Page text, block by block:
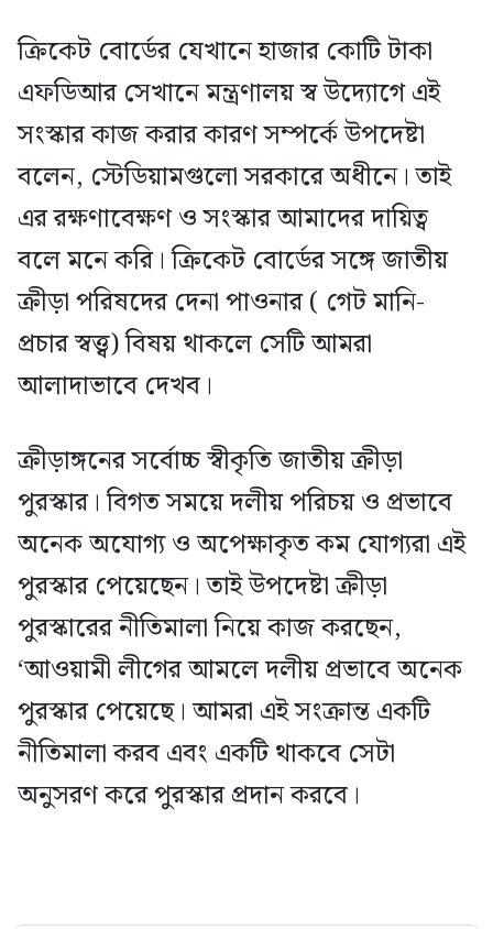
ক্রিকেট বোর্ডের যেখানে হাজার কোটি টাকা
এফডিআর সেখানে মন্ত্রণালয় স্ব উদ্যোগে এই
সংস্কার কাজ করার কারণ সম্পর্কে উপদেষ্টা
বলেন, স্টেডিয়ামগুলো সরকারে অধীনে। তাই
এর রক্ষণাবেক্ষণ ও সংস্কার আমাদের দায়িত্ব
বলে মনে করি। ক্রিকেট বোর্ডের সঙ্গে জাতীয়
ক্রীড়া পরিষদের দেনা পাওনার ( গেট মানি-
প্রচার স্বত্ত্ব) বিষয় থাকলে সেটি আমরা
আলাদাভাবে দেখব।
ক্রীড়াঙ্গনের সর্বোচ্চ স্বীকৃতি জাতীয় ক্রীড়া
পুরস্কার। বিগত সময়ে দলীয় পরিচয় ও প্রভাবে
অনেক অযোগ্য ও অপেক্ষাকৃত কম যোগ্যরা এই
পুরস্কার পেয়েছেন। তাই উপদেষ্টা ক্রীড়া
পুরস্কারের নীতিমালা নিয়ে কাজ করছেন,
‘আওয়ামী লীগের আমলে দলীয় প্রভাবে অনেক
পুরস্কার পেয়েছে। আমরা এই সংক্রান্ত একটি
নীতিমালা করব এবং একটি থাকবে সেটা
অনুসরণ করে পুরস্কার প্রদান করবে।